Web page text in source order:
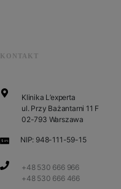
KONTAKT
Klinika L’experta
ul. Przy Bażantarni 11 F
02-793 Warszawa
NIP: 948-111-59-15
+48 530 666 966
+48 530 666 466